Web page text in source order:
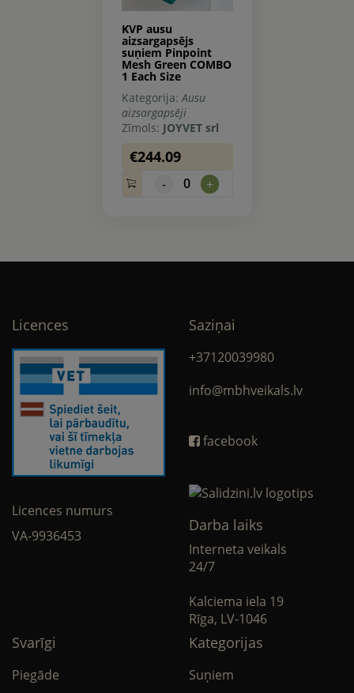
KVP ausu
aizsargapsējs
suņiem Pinpoint
Mesh Green COMBO
1 Each Size
Kategorija:Ausu
aizsargapsēji
Zīmols: JOYVET srl
€244.09
- 0 +
Licences
Licences numurs
VA-9936453
Saziņai
+37120039980
info@mbhveikals.lv
facebook
Darba laiks
Interneta veikals
24/7
Kalciema iela 19
Rīga, LV-1046
Svarīgi
Piegāde
Kategorijas
Suņiem